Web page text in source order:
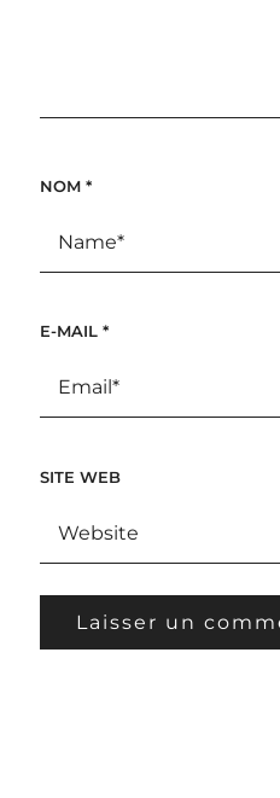
NOM *
E-MAIL *
SITE WEB